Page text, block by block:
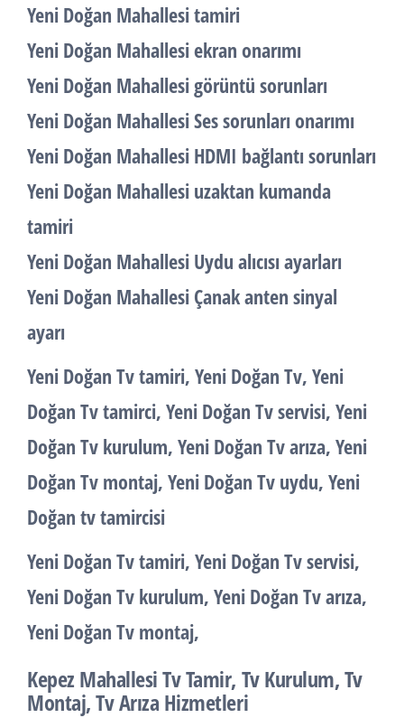
Yeni Doğan Mahallesi tamiri
Yeni Doğan Mahallesi ekran onarımı
Yeni Doğan Mahallesi görüntü sorunları
Yeni Doğan Mahallesi Ses sorunları onarımı
Yeni Doğan Mahallesi HDMI bağlantı sorunları
Yeni Doğan Mahallesi uzaktan kumanda
tamiri
Yeni Doğan Mahallesi Uydu alıcısı ayarları
Yeni Doğan Mahallesi Çanak anten sinyal
ayarı
Yeni Doğan Tv tamiri, Yeni Doğan Tv, Yeni
Doğan Tv tamirci, Yeni Doğan Tv servisi, Yeni
Doğan Tv kurulum, Yeni Doğan Tv arıza, Yeni
Doğan Tv montaj, Yeni Doğan Tv uydu, Yeni
Doğan tv tamircisi
Yeni Doğan Tv tamiri, Yeni Doğan Tv servisi,
Yeni Doğan Tv kurulum, Yeni Doğan Tv arıza,
Yeni Doğan Tv montaj,
Kepez Mahallesi Tv Tamir, Tv Kurulum, Tv
Montaj, Tv Arıza Hizmetleri